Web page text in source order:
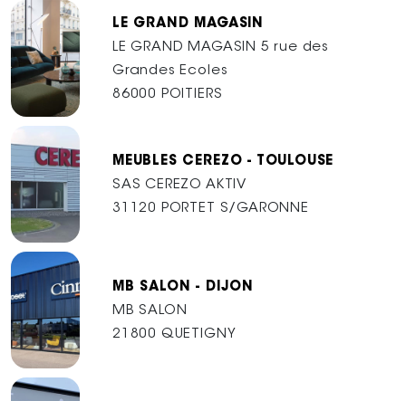
LE GRAND MAGASIN
LE GRAND MAGASIN 5 rue des
Grandes Ecoles
86000 POITIERS
MEUBLES CEREZO - TOULOUSE
SAS CEREZO AKTIV
31120 PORTET S/GARONNE
MB SALON - DIJON
MB SALON
21800 QUETIGNY